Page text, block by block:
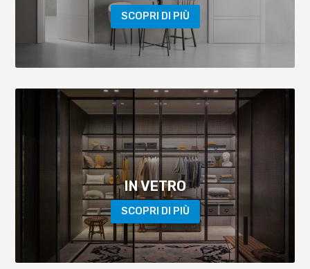
SCOPRI DI PIÙ
IN VETRO
SCOPRI DI PIÙ